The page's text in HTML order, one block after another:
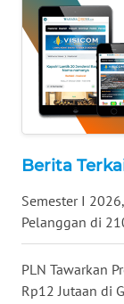
Berita
Semester I
Pelanggan di
PLN Tawarkan
Rp12 Jutaan di
WN
DANAU
TOBA
LANGKAT
TAPANULI
SELATAN